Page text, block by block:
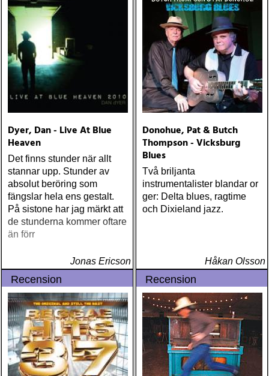
Dyer, Dan - Live At Blue
Heaven
Det finns stunder när allt
stannar upp. Stunder av
absolut beröring som
fängslar hela ens gestalt.
På sistone har jag märkt att
de stunderna kommer oftare
än förr
Jonas Ericson
Donohue, Pat & Butch
Thompson - Vicksburg
Blues
Två briljanta
instrumentalister blandar or
ger: Delta blues, ragtime
och Dixieland jazz.
Håkan Olsson
Recension Recension